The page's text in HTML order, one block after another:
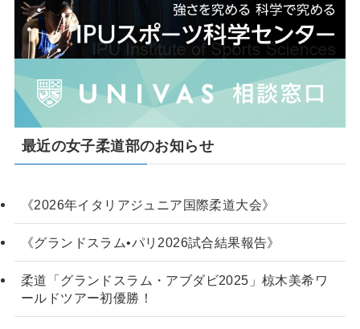
最近の女子柔道部のお知らせ
《2026年イタリアジュニア国際柔道大会》
《グランドスラム•パリ2026試合結果報告》
柔道「グランドスラム・アブダビ2025」椋木美希ワ
ールドツアー初優勝！